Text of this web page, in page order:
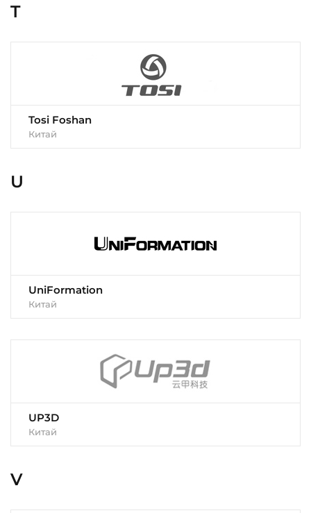
T
Tosi Foshan
Китай
U
UniFormation
Китай
UP3D
Китай
V